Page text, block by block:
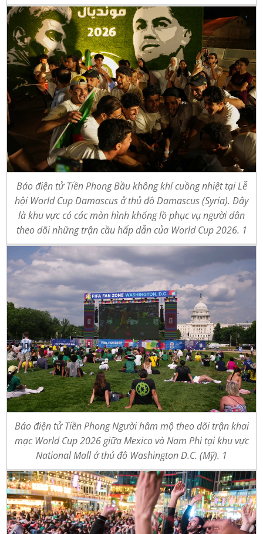
Báo điện tử Tiền Phong Bầu không khí cuồng nhiệt tại Lễ
hội World Cup Damascus ở thủ đô Damascus (Syria). Đây
là khu vực có các màn hình khổng lồ phục vụ người dân
theo dõi những trận cầu hấp dẫn của World Cup 2026. 1
Báo điện tử Tiền Phong Người hâm mộ theo dõi trận khai
mạc World Cup 2026 giữa Mexico và Nam Phi tại khu vực
National Mall ở thủ đô Washington D.C. (Mỹ). 1